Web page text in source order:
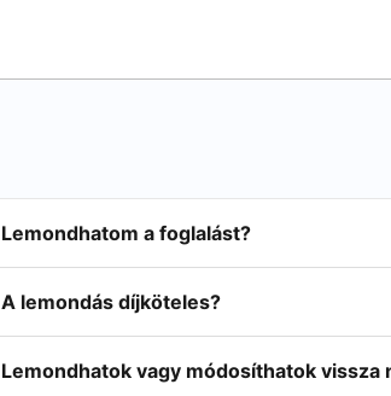
Lemondhatom a foglalást?
A lemondás díjköteles?
Lemondhatok vagy módosíthatok